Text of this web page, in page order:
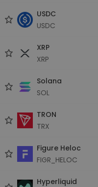
USDC
USDC
XRP
XRP
Solana
SOL
TRON
TRX
Figure Heloc
FIGR_HELOC
Hyperliquid